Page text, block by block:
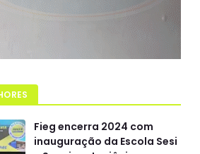
Fieg encerra 2024 com
inauguração da Escola Sesi